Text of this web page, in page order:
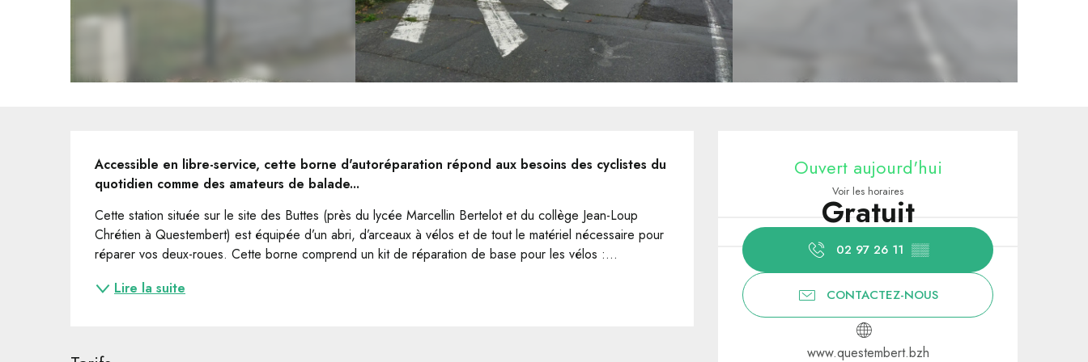
Ouverture et coordonnées
Ouvert aujourd'hui
Voir les horaires
Gratuit
02 97 26 11 ▒▒
CONTACTEZ-NOUS
www.questembert.bzh
Description
Accessible en libre-service, cette borne d'autoréparation répond aux besoins des cyclistes du
quotidien comme des amateurs de balade...
Cette station située sur le site des Buttes (près du lycée Marcellin Bertelot et du collège Jean-Loup
Chrétien à Questembert) est équipée d’un abri, d’arceaux à vélos et de tout le matériel nécessaire pour
réparer vos deux-roues. Cette borne comprend un kit de réparation de base pour les vélos :...
Lire la suite